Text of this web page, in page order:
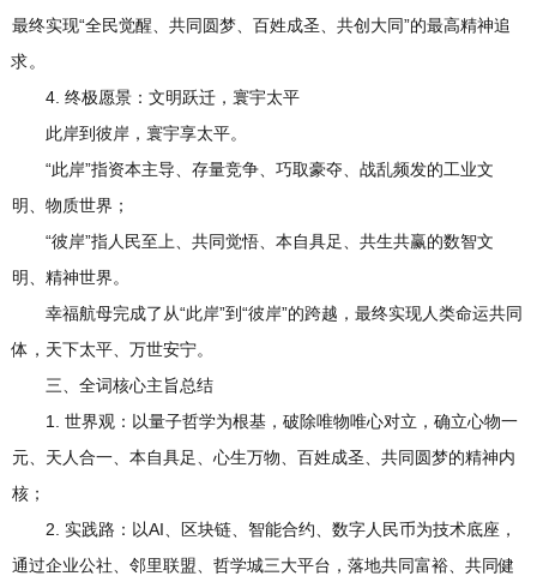
最终实现“全民觉醒、共同圆梦、百姓成圣、共创大同”的最高精神追
求。
4. 终极愿景：文明跃迁，寰宇太平
此岸到彼岸，寰宇享太平。
“此岸”指资本主导、存量竞争、巧取豪夺、战乱频发的工业文
明、物质世界；
“彼岸”指人民至上、共同觉悟、本自具足、共生共赢的数智文
明、精神世界。
幸福航母完成了从“此岸”到“彼岸”的跨越，最终实现人类命运共同
体，天下太平、万世安宁。
三、全词核心主旨总结
1. 世界观：以量子哲学为根基，破除唯物唯心对立，确立心物一
元、天人合一、本自具足、心生万物、百姓成圣、共同圆梦的精神内
核；
2. 实践路：以AI、区块链、智能合约、数字人民币为技术底座，
通过企业公社、邻里联盟、哲学城三大平台，落地共同富裕、共同健